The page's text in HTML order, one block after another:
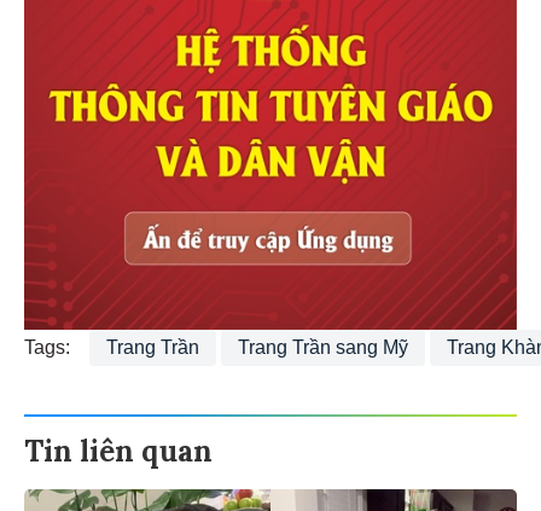
Tags: Trang Trần Trang Trần sang Mỹ Trang
Tin liên quan